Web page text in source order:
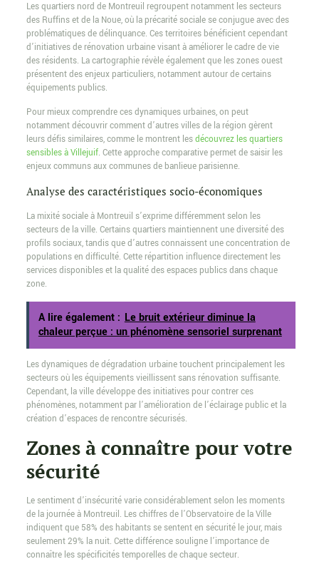
Les quartiers nord de Montreuil regroupent notamment les secteurs
des Ruffins et de la Noue, où la précarité sociale se conjugue avec des
problématiques de délinquance. Ces territoires bénéficient cependant
d’initiatives de rénovation urbaine visant à améliorer le cadre de vie
des résidents. La cartographie révèle également que les zones ouest
présentent des enjeux particuliers, notamment autour de certains
équipements publics.
Pour mieux comprendre ces dynamiques urbaines, on peut
notamment découvrir comment d’autres villes de la région gèrent
leurs défis similaires, comme le montrent lesdécouvrez les quartiers
sensibles à Villejuif. Cette approche comparative permet de saisir les
enjeux communs aux communes de banlieue parisienne.
Analyse des caractéristiques socio-économiques
La mixité sociale à Montreuil s’exprime différemment selon les
secteurs de la ville. Certains quartiers maintiennent une diversité des
profils sociaux, tandis que d’autres connaissent une concentration de
populations en difficulté. Cette répartition influence directement les
services disponibles et la qualité des espaces publics dans chaque
zone.
A lire également : Le bruit extérieur diminue la
chaleur perçue : un phénomène sensoriel surprenant
Les dynamiques de dégradation urbaine touchent principalement les
secteurs où les équipements vieillissent sans rénovation suffisante.
Cependant, la ville développe des initiatives pour contrer ces
phénomènes, notamment par l’amélioration de l’éclairage public et la
création d’espaces de rencontre sécurisés.
Zones à connaître pour votre
sécurité
Le sentiment d’insécurité varie considérablement selon les moments
de la journée à Montreuil. Les chiffres de l’Observatoire de la Ville
indiquent que 58% des habitants se sentent en sécurité le jour, mais
seulement 29% la nuit. Cette différence souligne l’importance de
connaître les spécificités temporelles de chaque secteur.